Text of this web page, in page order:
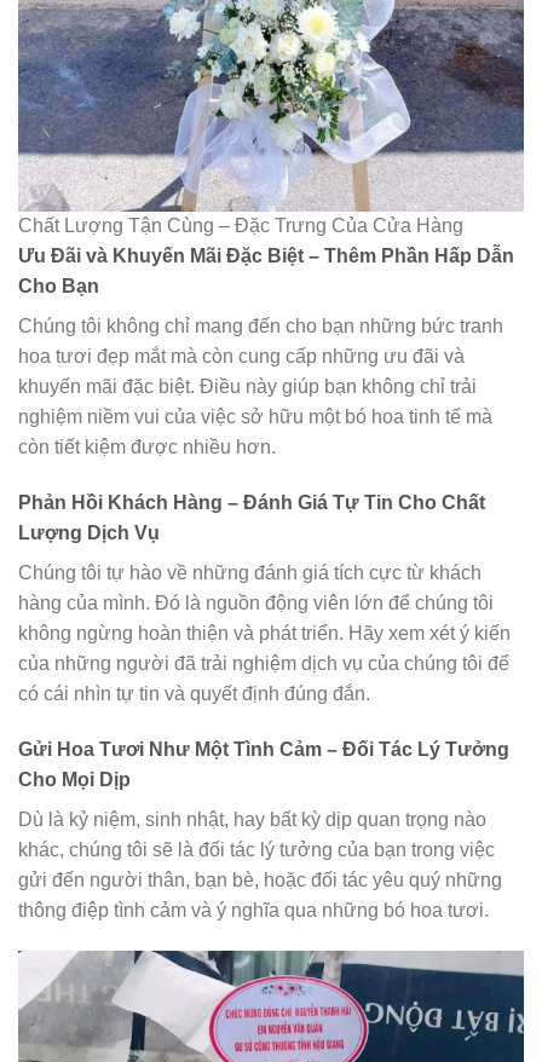
Chất Lượng Tận Cùng – Đặc Trưng Của Cửa Hàng
Ưu Đãi và Khuyến Mãi Đặc Biệt – Thêm Phần Hấp Dẫn
Cho Bạn
Chúng tôi không chỉ mang đến cho bạn những bức tranh
hoa tươi đẹp mắt mà còn cung cấp những ưu đãi và
khuyến mãi đặc biệt. Điều này giúp bạn không chỉ trải
nghiệm niềm vui của việc sở hữu một bó hoa tinh tế mà
còn tiết kiệm được nhiều hơn.
Phản Hồi Khách Hàng – Đánh Giá Tự Tin Cho Chất
Lượng Dịch Vụ
Chúng tôi tự hào về những đánh giá tích cực từ khách
hàng của mình. Đó là nguồn động viên lớn để chúng tôi
không ngừng hoàn thiện và phát triển. Hãy xem xét ý kiến
của những người đã trải nghiệm dịch vụ của chúng tôi để
có cái nhìn tự tin và quyết định đúng đắn.
Gửi Hoa Tươi Như Một Tình Cảm – Đối Tác Lý Tưởng
Cho Mọi Dịp
Dù là kỷ niệm, sinh nhật, hay bất kỳ dịp quan trọng nào
khác, chúng tôi sẽ là đối tác lý tưởng của bạn trong việc
gửi đến người thân, bạn bè, hoặc đối tác yêu quý những
thông điệp tình cảm và ý nghĩa qua những bó hoa tươi.